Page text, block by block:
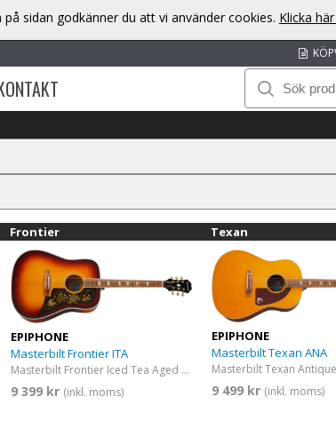
Frontier
EPIPHONE
Masterbilt Frontier ITA
Masterbilt Frontier Iced Tea Aged Gloss
9 399 kr (inkl. moms)
Texan
EPIPHONE
Masterbilt Texan ANA
9 499 kr (inkl. moms)
sidan godkänner du att vi använder cookies. Klicka